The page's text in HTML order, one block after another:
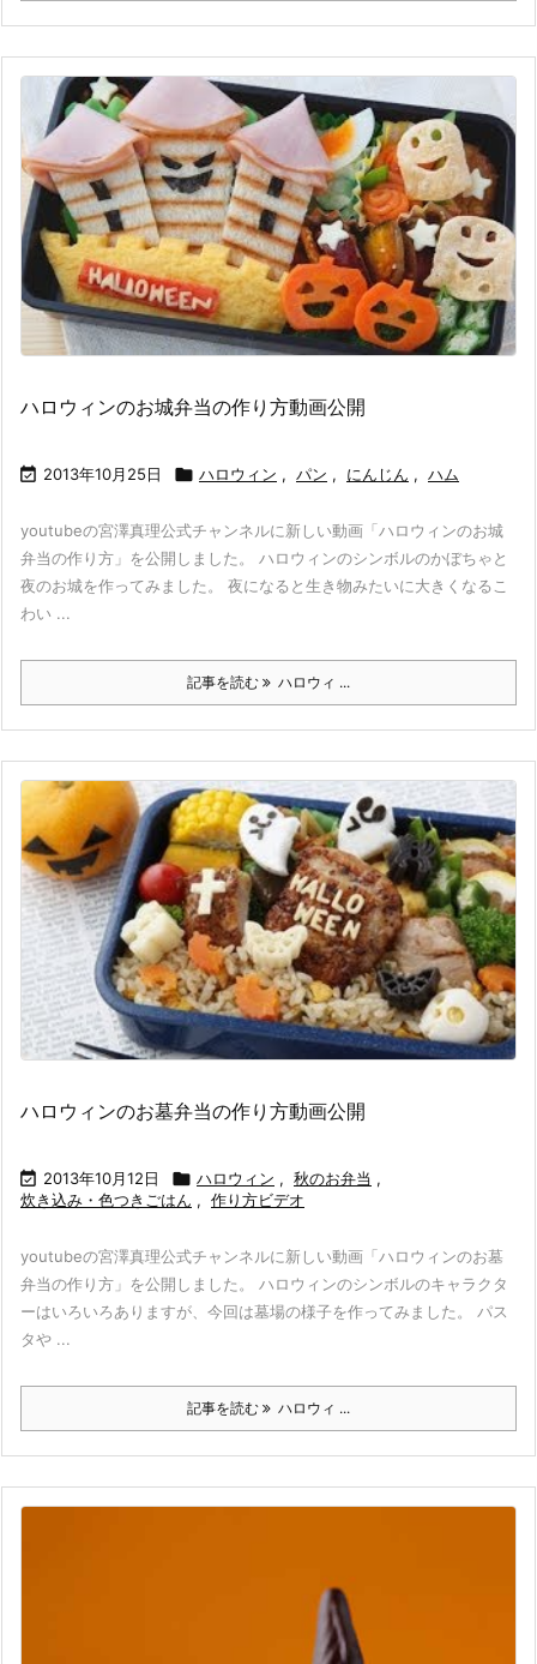
ハロウィンのお城弁当の作り方動画公開
 2013年10月25日  ハロウィン , パン , にんじん , ハム
youtubeの宮澤真理公式チャンネルに新しい動画「ハロウィンのお城
弁当の作り方」を公開しました。 ハロウィンのシンボルのかぼちゃと
夜のお城を作ってみました。 夜になると生き物みたいに大きくなるこ
わい ...
記事を読む ハロウィ ...
ハロウィンのお墓弁当の作り方動画公開
 2013年10月12日  ハロウィン , 秋のお弁当 ,
炊き込み・色つきごはん , 作り方ビデオ
youtubeの宮澤真理公式チャンネルに新しい動画「ハロウィンのお墓
弁当の作り方」を公開しました。 ハロウィンのシンボルのキャラクタ
ーはいろいろありますが、今回は墓場の様子を作ってみました。 パス
タや ...
記事を読む ハロウィ ...